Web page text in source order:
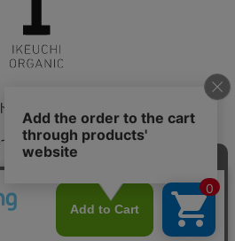
入れる
く表記 返品特約について
ORGANIC All Rights Reserved.